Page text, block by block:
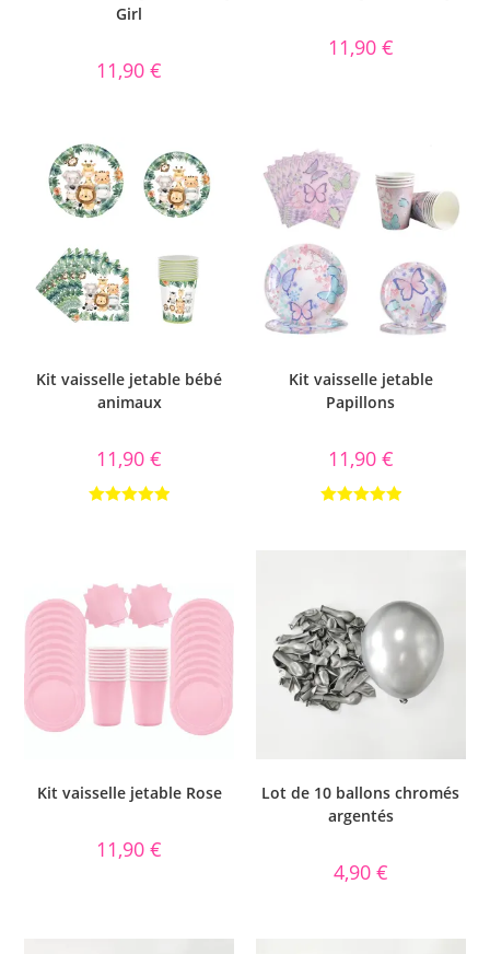
Girl
11,90€
11,90 €
Kit vaisselle jetable bébé
animaux
11,90€
Kit vaisselle jetable
Papillons
11,90 €
Kit vaisselle jetable Rose
11,90€
Lot de 10 ballons chromés
argentés
4,90 €